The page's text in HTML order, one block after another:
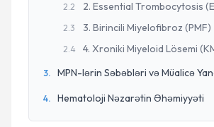
2.2 2. Essential Trombocytosis
2.3 3. Birincili Miyelofibroz (PMF)
2.4 4. Xroniki Miyeloid Lösemi
3. MPN-lərin Səbəbləri və Müalicə
4. Hematoloji Nəzarətin Əhəmiyyəti